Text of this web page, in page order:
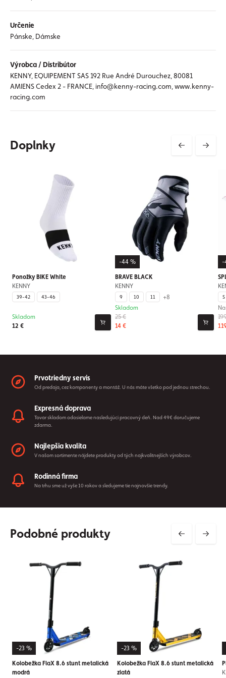
Určenie
Pánske, Dámske
Výrobca / Distribútor
KENNY, EQUIPEMENT SAS 192 Rue André Durouchez, 80081
AMIENS Cedex 2 - FRANCE, info@kenny-racing.com, www.kenny-
racing.com
Doplnky
Ponožky BIKE White
KENNY
39-42 43-46
12 €
Skladom
-44 %
BRAVE BLACK
KENNY
9 10 11 +8
25 €
14 €
Skladom
-
S
Prvotriedny servis
Od predaja, cez komponenty a montáž. U nás máte všetko pod jednou strechou.
Expresná doprava
Tovar skladom odosielame nasledujúci pracovný deň. Nad 49€ doručujeme
zdarma.
Najlepšia kvalita
V našom sortimente nájdete produkty od tých najkvalitnejších výrobcov.
Rodinná firma
Na trhu sme už vyše 10 rokov a sledujeme tie najnovšie trendy.
Podobné produkty
-23 %
Kolobežka FlaX 8.6 stunt metalická
modrá
-23 %
Kolobežka FlaX 8.6 stunt metalická
zlatá